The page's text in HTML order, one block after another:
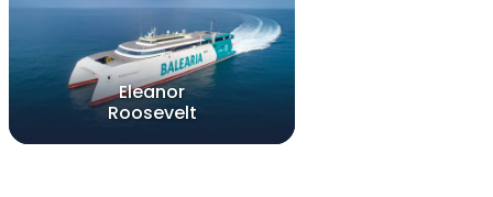
Eleanor
Roosevelt